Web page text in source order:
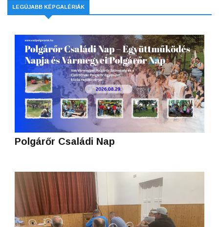
LEGÚJABB KÉPGALÉRIÁK
Polgárőr Családi Nap